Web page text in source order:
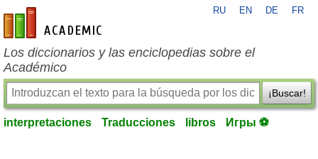
es-academic.com
RU EN DE FR
Los diccionarios y las enciclopedias sobre el
Académico
¡Buscar!
interpretaciones Traducciones libros Игры ⚽